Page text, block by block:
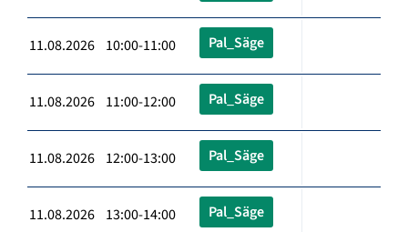
11.08.2026 10:00-11:00 Pal_Säge
11.08.2026 11:00-12:00 Pal_Säge
11.08.2026 12:00-13:00 Pal_Säge
11.08.2026 13:00-14:00 Pal_Säge